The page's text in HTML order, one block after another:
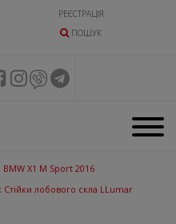
РЕЄСТРАЦІЯ
ПОШУК
BMW X1 M Sport 2016
лобового скла LLumar